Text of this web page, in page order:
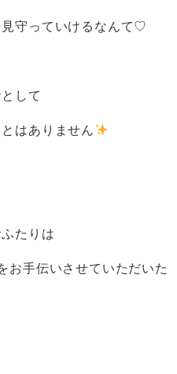
守っていけるなんて♡
して
はありません
たりは
お手伝いさせていただいた